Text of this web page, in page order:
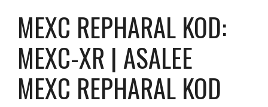
MEXC REPHARAL KOD:
MEXC-XR | ASALEE
MEXC REPHARAL KOD